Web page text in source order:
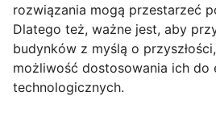
rozwiązania mogą przestarzeć
Dlatego też, ważne jest, aby
budynków z myślą o
możliwość dostosowania ich do
technologicznych.